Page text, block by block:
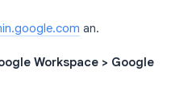
an.
Workspace > Google